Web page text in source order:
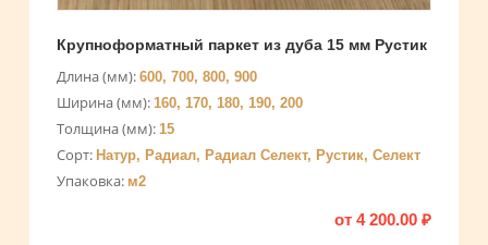
Крупноформатный паркет из дуба 15 мм Рустик
Длина (мм): 600, 700, 800, 900
Ширина (мм): 160, 170, 180, 190, 200
Толщина (мм): 15
Сорт: Натур, Радиал, Радиал Селект, Рустик, Селект
Упаковка: м2
от 4 200.00 ₽